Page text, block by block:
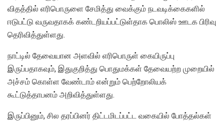
விதத்தில் எரிபொருளை சேமித்து வைக்கும் நடவடிக்கைகளில்
ஈடுபட்டு வருவதாகக் கண்டறியப்பட்டுள்தாக பொலிஸ் ஊடக பிரிவு
தெரிவித்துள்ளது.
நாட்டில் தேவையான அளவில் எரிபொருள் கையிருப்பு
இருப்பதாகவும், இதுகுறித்து பொதுமக்கள் தேவையற்ற முறையில்
அச்சம் கொள்ள வேண்டாம் என்றும் பெற்றோலியக்
கூட்டுத்தாபனம் அறிவித்துள்ளது.
இருப்பினும், சில தரப்பினர் திட்டமிடப்பட்ட வகையில் போத்தல்கள்